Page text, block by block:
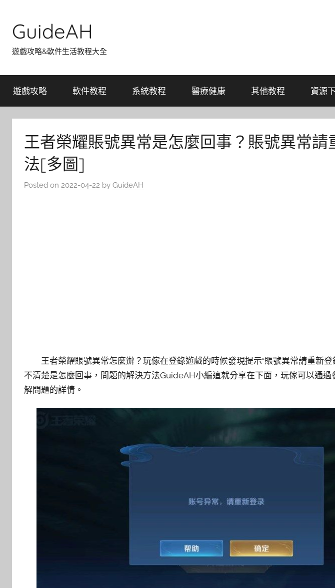
content
GuideAH
遊戲攻略&軟件生活教程大全
遊戲攻略 軟件教程 系統教程 醫療健康 其他教程 資源
王者榮耀賬號異常是怎麼回事？賬號異常請
法[多圖]
Posted on 2022-04-22 by GuideAH
王者榮耀賬號異常怎麼辦？玩傢在登錄遊戲的時候發現提示“賬號異常請重新
不清楚是怎麼回事，問題的解決方法GuideAH小編這就分享在下面，玩傢可以通
解問題的詳情。